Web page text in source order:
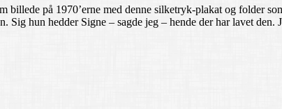
på 1970’erne med denne silketryk-plakat og folder
hun hedder Signe – sagde jeg – hende der har lavet